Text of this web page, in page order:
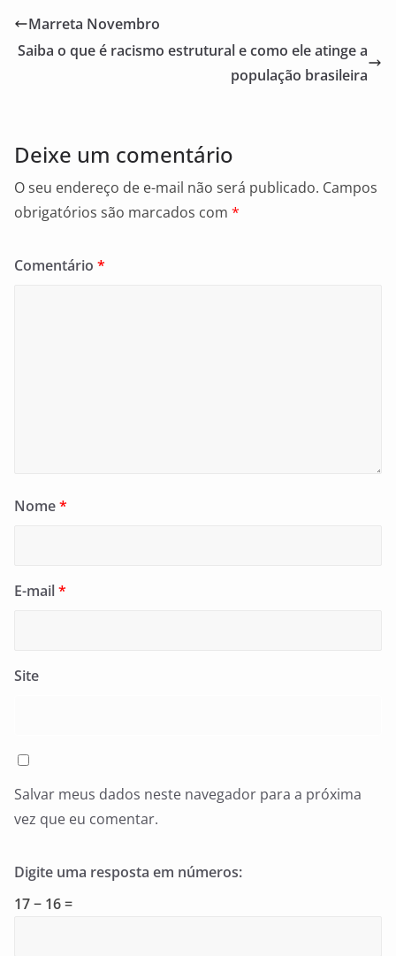
e
b
l
Marreta Novembro
Saiba o que é racismo estrutural e como ele atinge a
população brasileira
Deixe um comentário
O seu endereço de e-mail não será publicado. Campos
obrigatórios são marcados com *
Comentário *
Nome*
E-mail*
Site
Salvar meus dados neste navegador para a próxima
vez que eu comentar.
Digite uma resposta em números:
17 − 16 =